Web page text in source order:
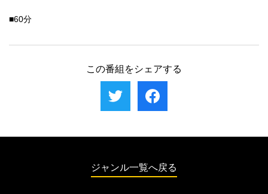
■60分
この番組をシェアする
ジャンル一覧へ戻る